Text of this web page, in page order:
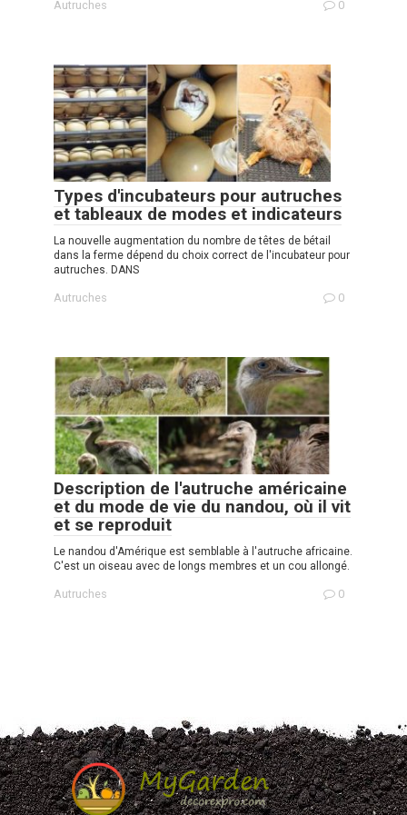
Autruches 0
Types d'incubateurs pour autruches
et tableaux de modes et indicateurs
La nouvelle augmentation du nombre de têtes de bétail
dans la ferme dépend du choix correct de l'incubateur pour
autruches. DANS
Autruches 0
Description de l'autruche américaine
et du mode de vie du nandou, où il vit
et se reproduit
Le nandou d'Amérique est semblable à l'autruche africaine.
C'est un oiseau avec de longs membres et un cou allongé.
Autruches 0